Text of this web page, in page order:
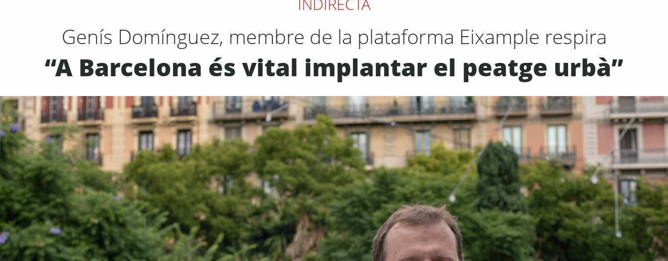
Genís Domínguez, membre de la plataforma Eixample respira
“A Barcelona és vital implantar el peatge urbà”